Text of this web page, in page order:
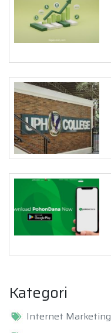
Kategori
Internet Marketing